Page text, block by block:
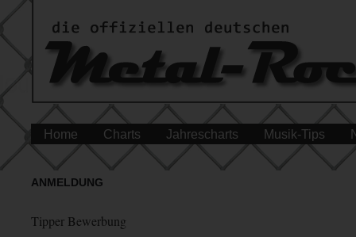
Home Charts Jahrescharts Musik-Tips
ANMELDUNG
Tipper Bewerbung
Mehr Info